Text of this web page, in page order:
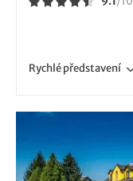
Rychlépředstavení